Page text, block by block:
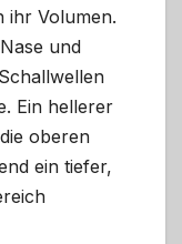
ihr Volumen.
und
Ein hellerer
oberen
ein tiefer,